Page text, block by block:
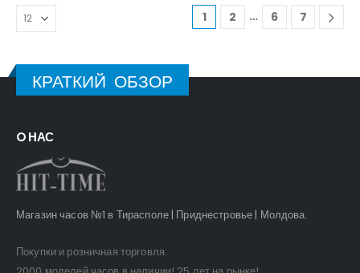
1 2 … 6 7
КРАТКИЙ ОБЗОР
O НАС
Магазин часов №1 в Тирасполе | Приднестровье | Молдова.
Покупки и розничная торговля.